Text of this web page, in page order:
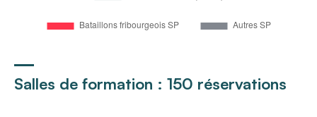
Salles de formation : 150 réservations